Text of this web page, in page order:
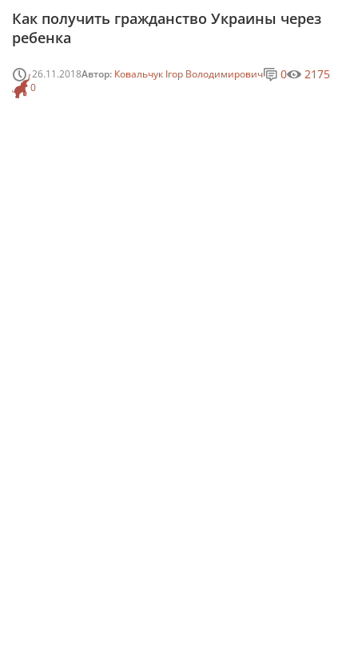
Как получить гражданство Украины через
ребенка
26.11.2018Автор: Ковальчук Ігор Володимирович
0
0 2175